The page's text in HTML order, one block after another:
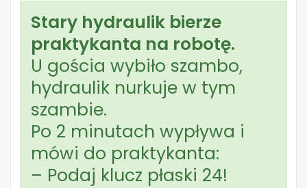
Stary hydraulik bierze
praktykanta na robotę.
U gościa wybiło szambo,
hydraulik nurkuje w tym
szambie.
Po 2 minutach wypływa i
mówi do praktykanta:
– Podaj klucz płaski 24!